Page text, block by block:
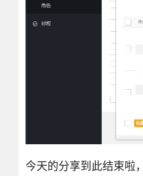
今天的分享到此结束啦